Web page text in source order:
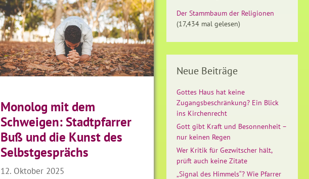
Monolog mit dem
Schweigen: Stadtpfarrer
Buß und die Kunst des
Selbstgesprächs
12. Oktober 2025
Der Stammbaum der Religionen
(17,434 mal gelesen)
Neue Beiträge
Gottes Haus hat keine
Zugangsbeschränkung? Ein Blick
ins Kirchenrecht
Gott gibt Kraft und Besonnenheit –
nur keinen Regen
Wer Kritik für Gezwitscher hält,
prüft auch keine Zitate
„Signal des Himmels“? Wie Pfarrer